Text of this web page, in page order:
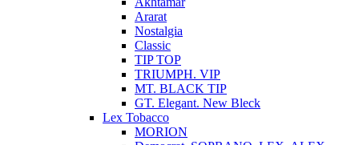
Ararat
Nostalgia
Classic
TIP TOP
TRIUMPH. VIP
MT. BLACK TIP
GT. Elegant. New Bleck
Lex Tobacco
MORION